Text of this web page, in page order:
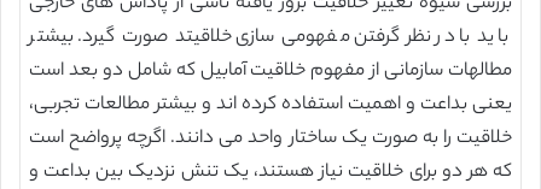
باید با در نظر گرفتن مفهومی سازی خلاقیتد صورت گیرد. بیشتر
مطالهات سازمانی از مفهوم خلاقیت آمابیل که شامل دو بعد است
یعنی بداعت و اهمیت استفاده کرده اند و بیشتر مطالعات تجربی،
خلاقیت را به صورت یک ساختار واحد می دانند. اگرچه پرواضح است
که هر دو برای خلاقیت نیاز هستند، یک تنش نزدیک بین بداعت و